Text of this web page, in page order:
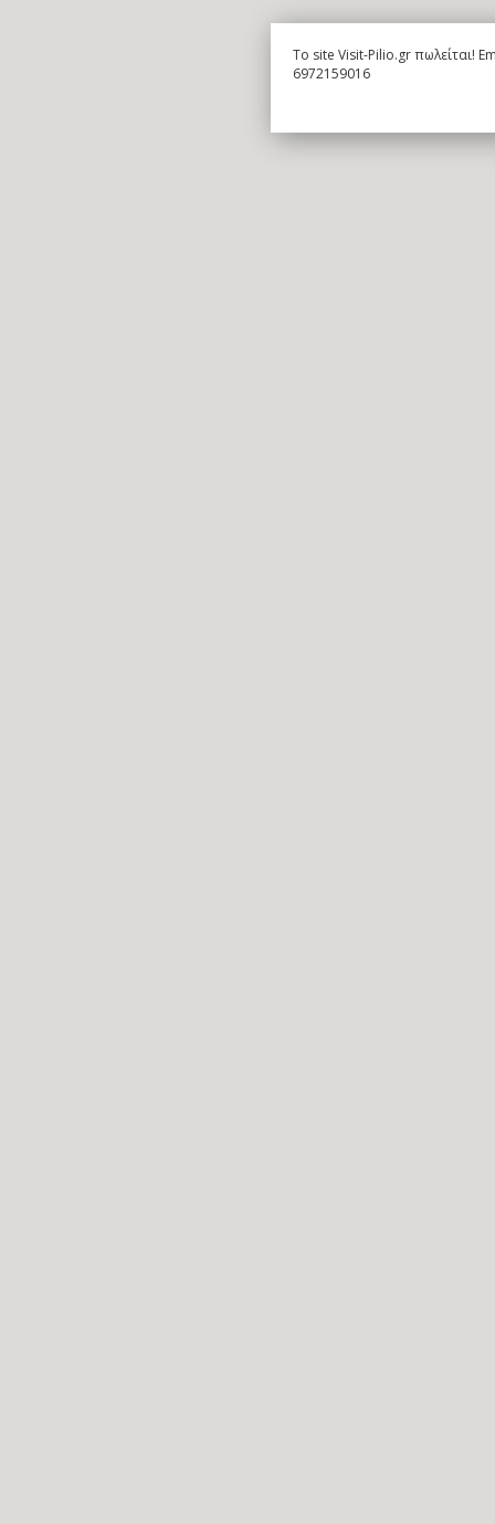
To site Visit-Pilio.gr πωλείται!
6972159016